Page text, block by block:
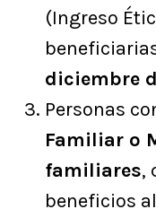
(Ingreso
diciembre
Personas
Familiar o
familiares,
beneficios al